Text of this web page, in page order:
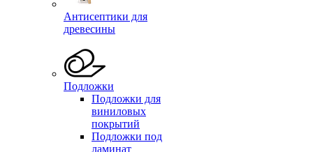
Антисептики для
древесины
Подложки
Подложки для
виниловых
покрытий
Подложки под
ламинат